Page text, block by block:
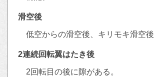
滑空後
低空からの滑空後、キリモキ滑空後
2連続回転翼はたき後
2回転目の後に隙がある。